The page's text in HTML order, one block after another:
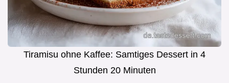
Tiramisu ohne Kaffee: Samtiges Dessert in 4
Stunden 20 Minuten